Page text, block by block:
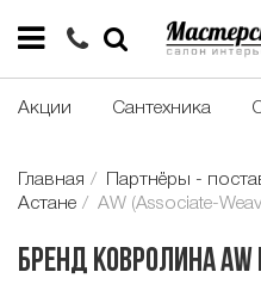
Акции Сантехника
Главная
Партнёры -
Астане
AW (Associate-
Бренд ковролина AW